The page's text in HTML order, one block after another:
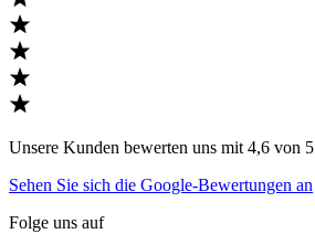
Unsere Kunden bewerten uns mit 4,6 von
Sehen Sie sich die Google-Bewertungen an
Folge uns auf